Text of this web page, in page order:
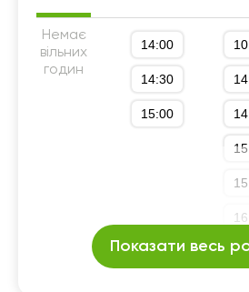
Немає
вільних
годин
14:00
14:30
15:00
Показати весь